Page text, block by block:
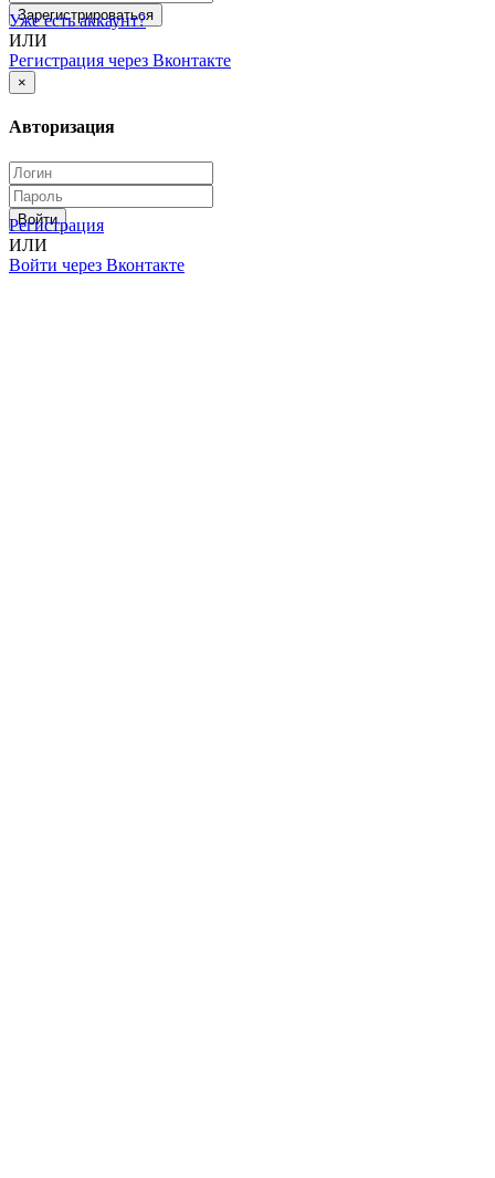
Зарегистрироваться
Уже есть аккаунт?
ИЛИ
Регистрация через Вконтакте
×
Авторизация
Войти
Регистрация
ИЛИ
Войти через Вконтакте